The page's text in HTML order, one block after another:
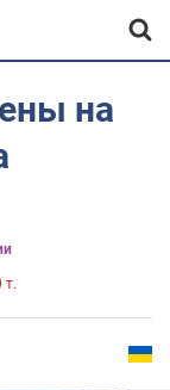
на
т.